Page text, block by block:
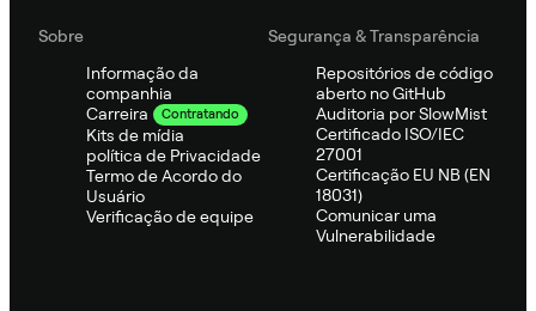
Sobre
Informação da
companhia
Carreira
Contratando
Kits de mídia
política de Privacidade
Termo de Acordo do
Usuário
Verificação de equipe
Segurança & Transparência
Repositórios de código
aberto no GitHub
Auditoria por SlowMist
Certificado ISO/IEC
27001
Certificação EU NB (EN
18031)
Comunicar uma
Vulnerabilidade